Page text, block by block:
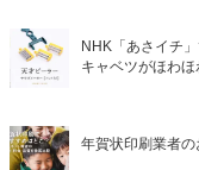
NHK「あさイチ
キャベツがほわ
年賀状印刷業者